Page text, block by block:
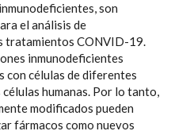
son
el análisis de
tratamientos CONVID-19.
inmunodeficientes
con células de diferentes
humanas. Por lo tanto,
modificados pueden
fármacos como nuevos